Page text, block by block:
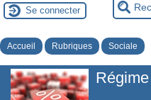
Se connecter
Accueil Rubriques Sociale